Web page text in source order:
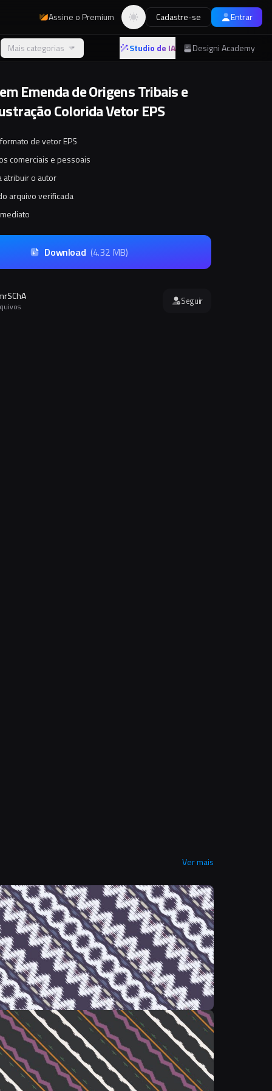
Assine o Premium Alternar tema
Cadastre-se Entrar
Mais categorias Studio de IA Designi Academy
Emenda de Origens Tribais e
Colorida Vetor EPS
de vetor EPS
comerciais e pessoais
atribuir o autor
arquivo verificada
Download (4.32 MB)
Seguir
Ver mais
&